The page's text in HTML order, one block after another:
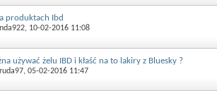
produktach Ibd
, 10-02-2016 11:08
używać żelu IBD i kłaść na to lakiry z Bluesky ?
, 05-02-2016 11:47